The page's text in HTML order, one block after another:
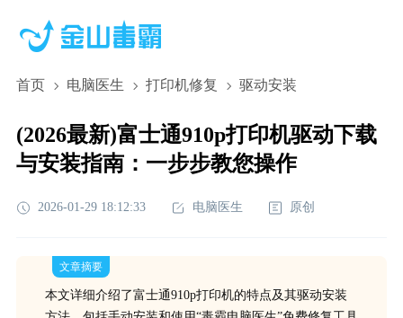
首页 电脑医生 打印机修复 驱动安装
(2026最新)富士通910p打印机驱动下载
与安装指南：一步步教您操作
2026-01-29 18:12:33 电脑医生 原创
文章摘要
本文详细介绍了富士通910p打印机的特点及其驱动安装